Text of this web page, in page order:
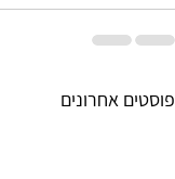
פוסטים אחרונים